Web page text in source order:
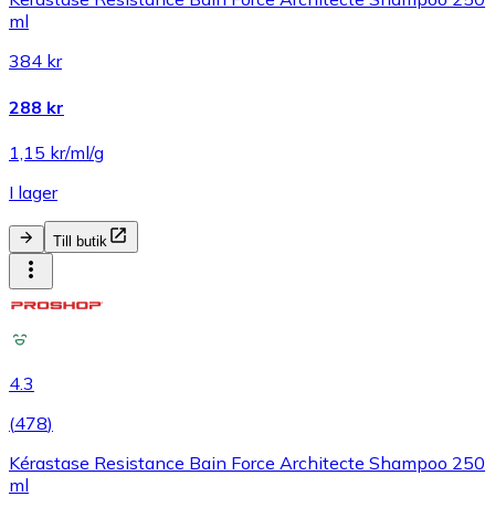
ml
384 kr
288 kr
1,15 kr/ml/g
I lager
Till butik
4.3
(478)
Kérastase Resistance Bain Force Architecte Shampoo 250
ml